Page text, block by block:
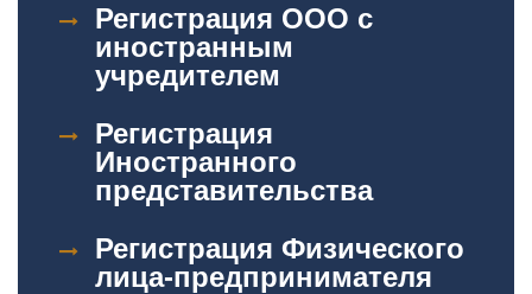
Регистрация ООО с
иностранным
учредителем
Регистрация
Иностранного
представительства
Регистрация Физического
лица-предпринимателя